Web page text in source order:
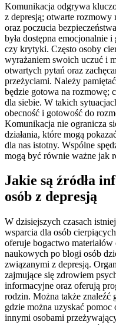
Komunikacja odgrywa
z depresją; otwarte
oraz poczucia
była dostępna emocjonalnie
czy krytyki. Często osoby
wyrażaniem swoich uczuć i
otwartych pytań oraz
przeżyciami. Należy
będzie gotowa na rozmowę;
dla siebie. W takich
obecność i gotowość do
Komunikacja nie ogranicza
działania, które mogą
dla nas istotny. Wspólne
mogą być równie ważne jak
Jakie są źródła
osób z depresją
W dzisiejszych czasach
wsparcia dla osób
oferuje bogactwo
naukowych po blogi osób
związanymi z depresją.
zajmujące się zdrowiem
informacyjne oraz oferują
rodzin. Można także znaleźć
gdzie można uzyskać
innymi osobami